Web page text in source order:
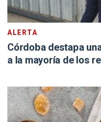
ALERTA
Córdoba destapa
a la mayoría de los